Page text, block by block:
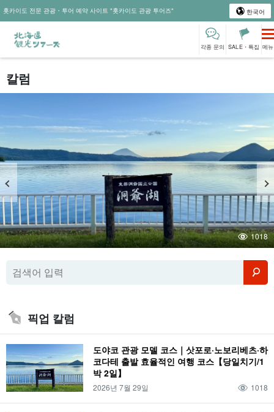
홋카이도 전문 관광・투어 예약 사이트 "홋카이도 관광 투어즈" 한국어
각종 문의 SALE・특집 메뉴
칼럼
도야코 관광 모델 코스｜삿포로·노보리베츠·하코다테 출발 효율적인
여행 코스【당일치기/1박 2일】
1018
픽업 칼럼
도야코 관광 모델 코스｜삿포로·노보리베츠·하
코다테 출발 효율적인 여행 코스【당일치기/1
박 2일】
2026년 7월 29일 1018